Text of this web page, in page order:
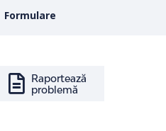
Formulare
Raportează
problemă